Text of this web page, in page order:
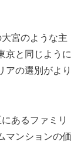
宮のような主
京と同じように
アの選別がより
あるファミリ
マンションの価